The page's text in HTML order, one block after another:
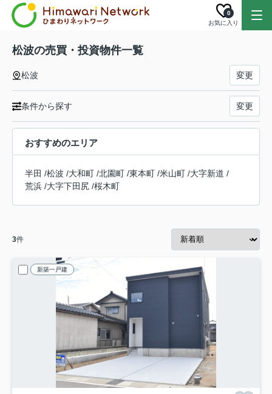
お気に入り
0
松波の売買・投資物件一覧
松波 変更
条件から探す 変更
おすすめのエリア
半田 /松波 /大和町 /北園町 /東本町 /米山町 /大字新道 /
荒浜 /大字下田尻 /桜木町
3件
新築一戸建